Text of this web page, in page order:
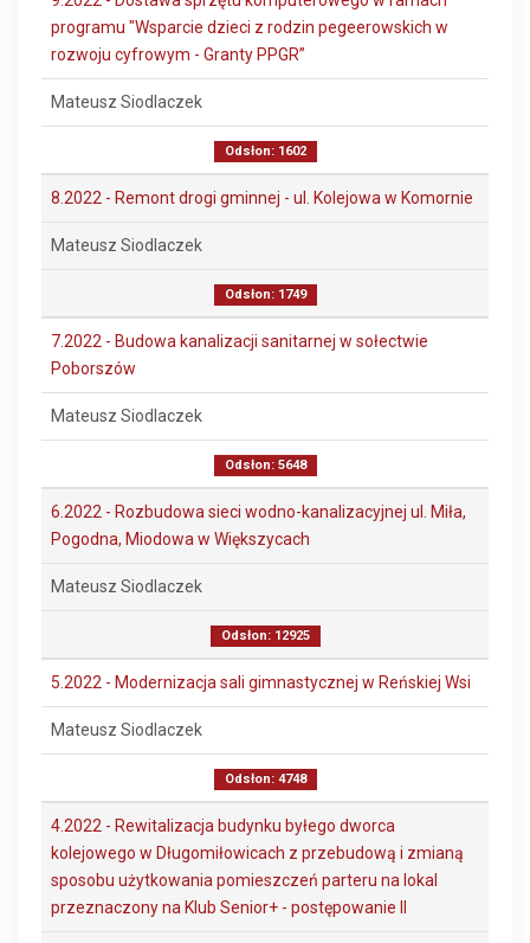
programu "Wsparcie dzieci z rodzin pegeerowskich w
rozwoju cyfrowym - Granty PPGR”
Mateusz Siodlaczek
Odsłon: 1602
8.2022 - Remont drogi gminnej - ul. Kolejowa w Komornie
Mateusz Siodlaczek
Odsłon: 1749
7.2022 - Budowa kanalizacji sanitarnej w sołectwie
Poborszów
Mateusz Siodlaczek
Odsłon: 5648
6.2022 - Rozbudowa sieci wodno-kanalizacyjnej ul. Miła,
Pogodna, Miodowa w Większycach
Mateusz Siodlaczek
Odsłon: 12925
5.2022 - Modernizacja sali gimnastycznej w Reńskiej Wsi
Mateusz Siodlaczek
Odsłon: 4748
4.2022 - Rewitalizacja budynku byłego dworca
kolejowego w Długomiłowicach z przebudową i zmianą
sposobu użytkowania pomieszczeń parteru na lokal
przeznaczony na Klub Senior+ - postępowanie II